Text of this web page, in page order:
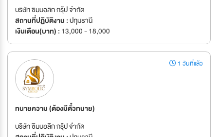
บริษัท ซิมบอลิก กรุ๊ป จำกัด
สถานที่ปฏิบัติงาน :ปทุมธานี
เงินเดือน(บาท) : 13,000 - 18,000
1 วันที่แล้ว
ทนายความ (ต้องมีตั๋วทนาย)
บริษัท ซิมบอลิก กรุ๊ป จำกัด